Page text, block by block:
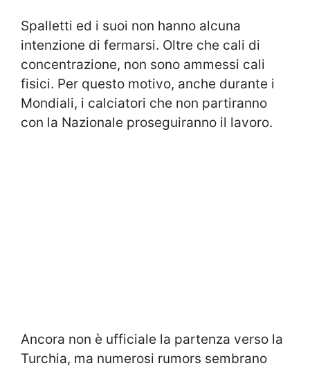
Spalletti ed i suoi non hanno alcuna
intenzione di fermarsi. Oltre che cali di
concentrazione, non sono ammessi cali
fisici. Per questo motivo, anche durante i
Mondiali, i calciatori che non partiranno
con la Nazionale proseguiranno il lavoro.
Ancora non è ufficiale la partenza verso la
Turchia, ma numerosi rumors sembrano